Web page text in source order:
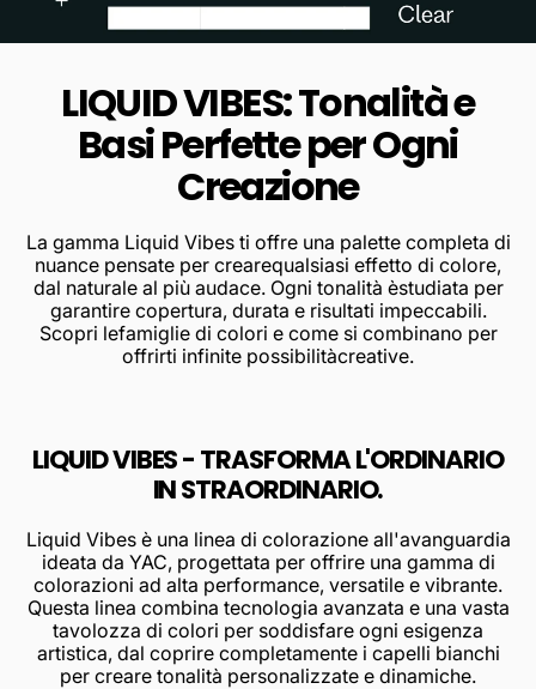
LIQUID VIBES: Tonalità e
Basi Perfette per Ogni
Creazione
La gamma Liquid Vibes ti offre una palette completa di
nuance pensate per crearequalsiasi effetto di colore,
dal naturale al più audace. Ogni tonalità èstudiata per
garantire copertura, durata e risultati impeccabili.
Scopri lefamiglie di colori e come si combinano per
offrirti infinite possibilitàcreative.
LIQUID VIBES - TRASFORMA L'ORDINARIO
IN STRAORDINARIO.
Liquid Vibes è una linea di colorazione all'avanguardia
ideata da YAC, progettata per offrire una gamma di
colorazioni ad alta performance, versatile e vibrante.
Questa linea combina tecnologia avanzata e una vasta
tavolozza di colori per soddisfare ogni esigenza
artistica, dal coprire completamente i capelli bianchi
per creare tonalità personalizzate e dinamiche.